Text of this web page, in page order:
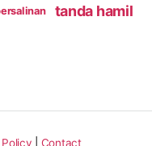
tanda hamil
Contact